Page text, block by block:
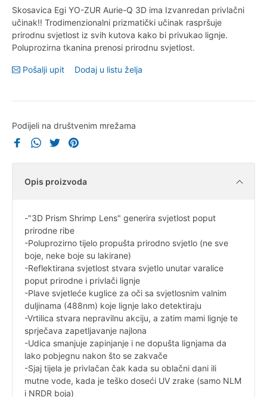
Skosavica Egi YO-ZUR Aurie-Q 3D ima Izvanredan privlačni
učinak!! Trodimenzionalni prizmatički učinak raspršuje
prirodnu svjetlost iz svih kutova kako bi privukao lignje.
Poluprozirna tkanina prenosi prirodnu svjetlost.
Pošalji upit Dodaj u listu želja
Podijeli na društvenim mrežama
Opis proizvoda
-"3D Prism Shrimp Lens" generira svjetlost poput
prirodne ribe
-Poluprozirno tijelo propušta prirodno svjetlo (ne sve
boje, neke boje su lakirane)
-Reflektirana svjetlost stvara svjetlo unutar varalice
poput prirodne i privlači lignje
-Plave svjetleće kuglice za oči sa svjetlosnim valnim
duljinama (488nm) koje lignje lako detektiraju
-Vrtilica stvara nepravilnu akciju, a zatim mami lignje te
sprječava zapetljavanje najlona
-Udica smanjuje zapinjanje i ne dopušta lignjama da
lako pobjegnu nakon što se zakvače
-Sjaj tijela je privlačan čak kada su oblačni dani ili
mutne vode, kada je teško doseći UV zrake (samo NLM
i NRDR boja)